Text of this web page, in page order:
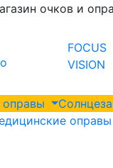
очков и
FOCUS
VISION
оправы